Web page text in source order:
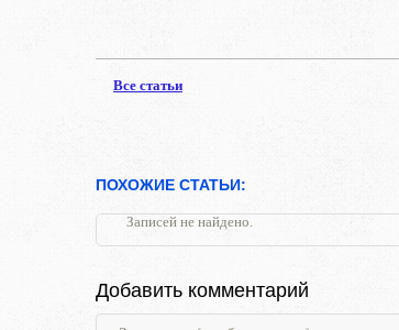
Все статьи
ПОХОЖИЕ СТАТЬИ:
Записей не найдено.
Добавить комментарий